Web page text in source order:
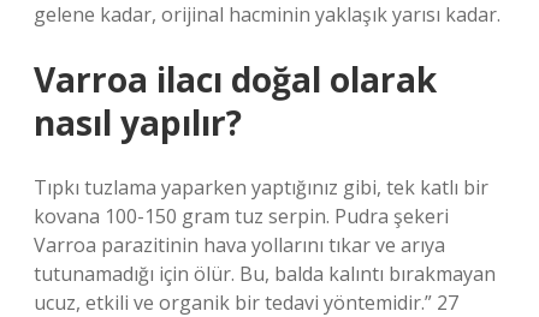
gelene kadar, orijinal hacminin yaklaşık yarısı kadar.
Varroa ilacı doğal olarak
nasıl yapılır?
Tıpkı tuzlama yaparken yaptığınız gibi, tek katlı bir
kovana 100-150 gram tuz serpin. Pudra şekeri
Varroa parazitinin hava yollarını tıkar ve arıya
tutunamadığı için ölür. Bu, balda kalıntı bırakmayan
ucuz, etkili ve organik bir tedavi yöntemidir.” 27